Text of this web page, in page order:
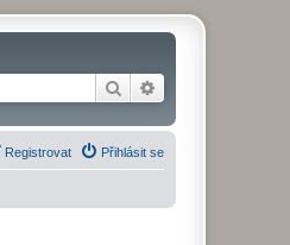
Hledat
Přihlásit se
Registrovat